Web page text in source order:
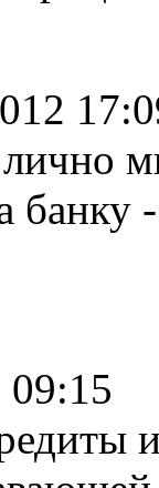
банку
09:15